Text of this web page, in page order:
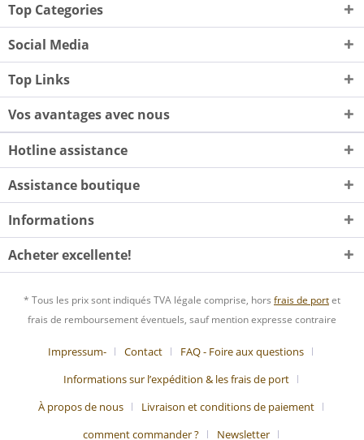
Top Categories
Social Media
Top Links
Vos avantages avec nous
Hotline assistance
Assistance boutique
Informations
Acheter excellente!
* Tous les prix sont indiqués TVA légale comprise, hors frais de portet
frais de remboursement éventuels, sauf mention expresse contraire
Impressum- Contact
FAQ - Foire aux questions
Informations sur l’expédition & les frais de port
À propos de nous
Livraison et conditions de paiement
comment commander ?
Newsletter